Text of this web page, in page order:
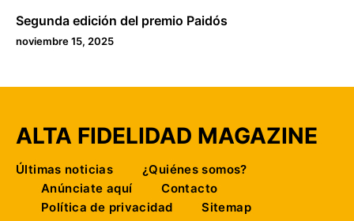
Segunda edición del premio Paidós
noviembre 15, 2025
ALTA FIDELIDAD MAGAZINE
Últimas noticias
¿Quiénes somos?
Anúnciate aquí
Contacto
Política de privacidad
Sitemap